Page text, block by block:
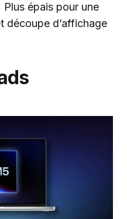
Plus épais pour une
découpe d’affichage